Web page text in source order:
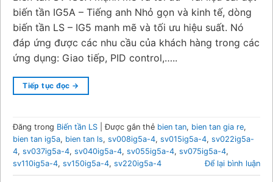
biến tần IG5A – Tiếng anh Nhỏ gọn và kinh tế, dòng
biến tần LS – IG5 manh mẽ và tối ưu hiệu suất. Nó
đáp ứng được các nhu cầu của khách hàng trong các
ứng dụng: Giao tiếp, PID control,…..
Tiếp tục đọc →
Đăng trong Biến tần LS |Được gắn thẻ bien tan, bien tan gia re,
bien tan ig5a, bien tan ls, sv008ig5a-4, sv015ig5a-4, sv022ig5a-
4, sv037ig5a-4, sv040ig5a-4, sv055ig5a-4, sv075ig5a-4,
sv110ig5a-4, sv150ig5a-4, sv220ig5a-4 Để lại bình luận